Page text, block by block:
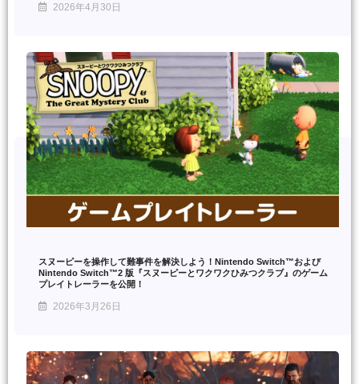
2026年4月30日
スヌーピーを操作して難事件を解決しよう！Nintendo Switch™および
Nintendo Switch™2 版『スヌーピーとワクワクひみつクラブ』のゲーム
プレイトレーラーを公開！
2026年3月26日